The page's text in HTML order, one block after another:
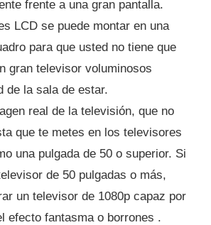
frente a una gran pantalla.
LCD se puede montar en una
para que usted no tiene que
gran televisor voluminosos
de la sala de estar.
real de la televisión, que no
que te metes en los televisores
una pulgada de 50 o superior. Si
de 50 pulgadas o más,
un televisor de 1080p capaz por
efecto fantasma o borrones .